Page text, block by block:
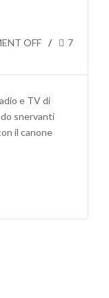
OFF 7
e TV di
snervanti
il canone